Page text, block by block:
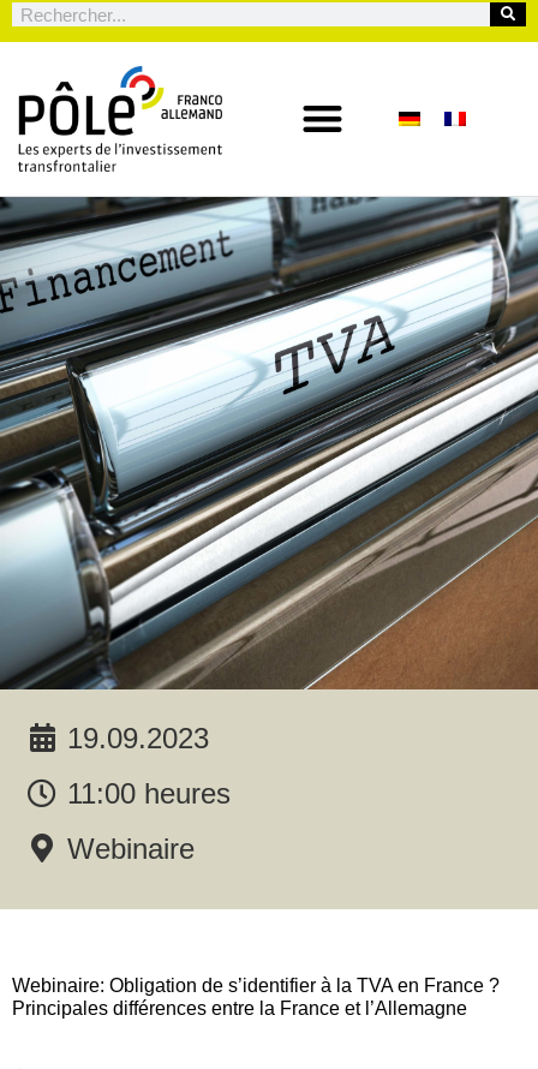
19.09.2023
11:00 heures
Webinaire
Webinaire: Obligation de s’identifier à la TVA en France ?
Principales différences entre la France et l’Allemagne